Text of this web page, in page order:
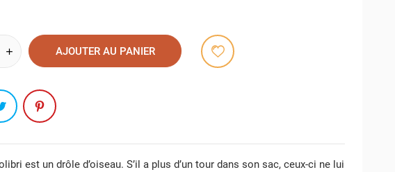
AJOUTER AU PANIER
est un drôle d’oiseau. S’il a plus d’un tour dans son sac, ceux-ci ne lui